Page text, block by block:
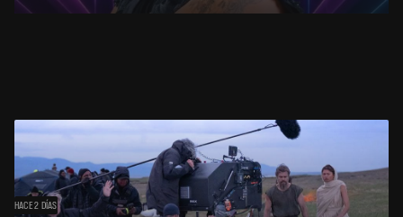
HACE 2 DÍAS